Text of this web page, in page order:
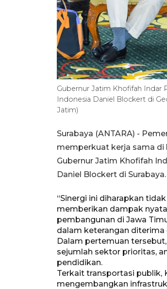
Gubernur Jatim Khofifah Indar
Indonesia Daniel Blockert di
Jatim)
Surabaya (ANTARA) -
memperkuat kerja sama
Gubernur Jatim Khofifah
Daniel Blockert di Surabaya.
“Sinergi ini diharapkan
memberikan dampak
pembangunan di Jawa
dalam keterangan diterima
Dalam pertemuan
sejumlah sektor prioritas,
pendidikan.
Terkait transportasi publik,
mengembangkan